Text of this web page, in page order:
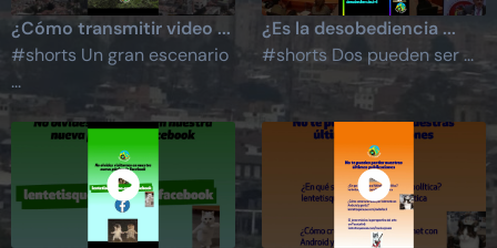
¿Cómo transmitir video ...
#shorts Un gran escenario
...
¿Es la desobediencia ...
#shorts Dos pueden ser ...